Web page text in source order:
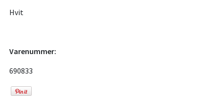
Hvit
Varenummer:
690833